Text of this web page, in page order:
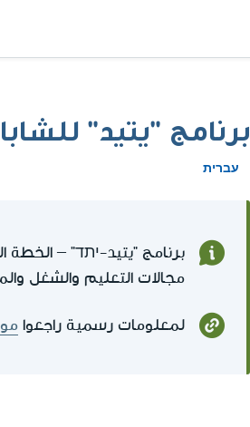
برنامج "يتيد"
עברית
مجالات التعليم والشغل
لمعلومات رسمية راجعوا